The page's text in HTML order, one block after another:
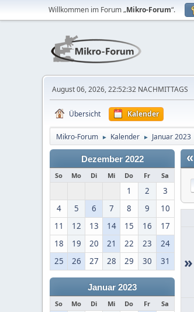
Willkommen im Forum „Mikro-Forum“.
August 06, 2026, 22:52:32 NACHMITTAGS
Übersicht Kalender
Mikro-Forum ► Kalender ► Januar 2023
Dezember 2022
So Mo Di Mi Do Fr Sa
1 2
3
4
5 6 7 8 9
10
11
12 13 14 15 16
17
18
19 20 21 22 23
24
25
26 27 28 29 30 31
Januar 2023
So Mo Di Mi Do Fr Sa
«
»